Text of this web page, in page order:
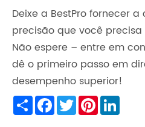
Deixe a BestPro fornecer
precisão que você
Não espere – entre em
dê o primeiro passo em
desempenho superior!
ShareFacebookTwitterPinterest